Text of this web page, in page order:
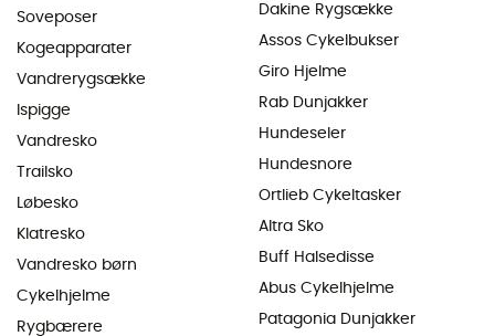
Soveposer
Kogeapparater
Vandrerygsække
Ispigge
Vandresko
Trailsko
Løbesko
Klatresko
Vandresko børn
Cykelhjelme
Rygbærere
Dakine Rygsække
Assos Cykelbukser
Giro Hjelme
Rab Dunjakker
Hundeseler
Hundesnore
Ortlieb Cykeltasker
Altra Sko
Buff Halsedisse
Abus Cykelhjelme
Patagonia Dunjakker